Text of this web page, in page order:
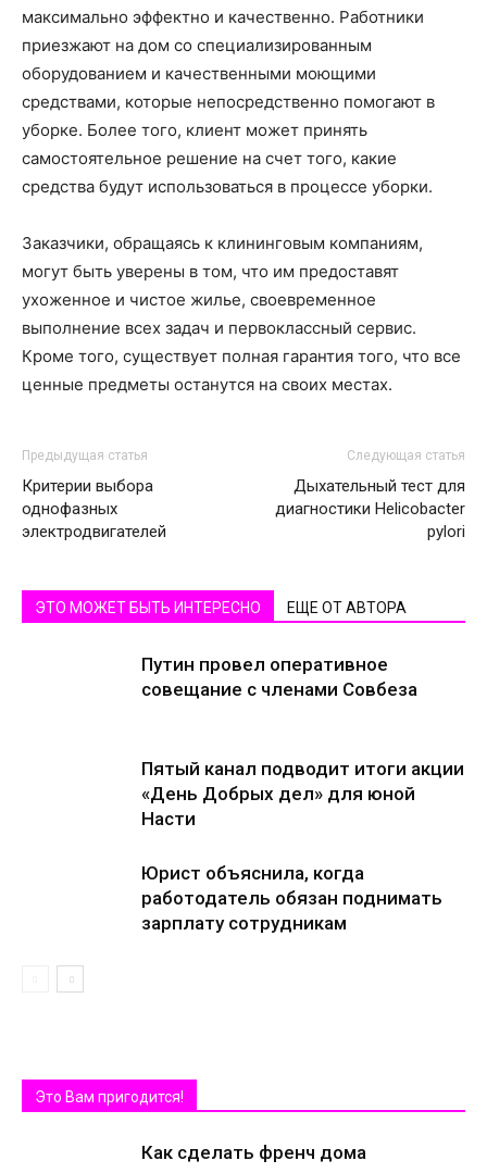
максимально эффектно и качественно. Работники
приезжают на дом со специализированным
оборудованием и качественными моющими
средствами, которые непосредственно помогают в
уборке. Более того, клиент может принять
самостоятельное решение на счет того, какие
средства будут использоваться в процессе уборки.
Заказчики, обращаясь к клининговым компаниям,
могут быть уверены в том, что им предоставят
ухоженное и чистое жилье, своевременное
выполнение всех задач и первоклассный сервис.
Кроме того, существует полная гарантия того, что все
ценные предметы останутся на своих местах.
Предыдущая статья
Критерии выбора
однофазных
электродвигателей
Следующая статья
Дыхательный тест для
диагностики Helicobacter
pylori
ЭТО МОЖЕТ БЫТЬ ИНТЕРЕСНО ЕЩЕ ОТ АВТОРА
Путин провел оперативное
совещание с членами Совбеза
Пятый канал подводит итоги акции
«День Добрых дел» для юной
Насти
Юрист объяснила, когда
работодатель обязан поднимать
зарплату сотрудникам
Это Вам пригодится!
Как сделать френч дома